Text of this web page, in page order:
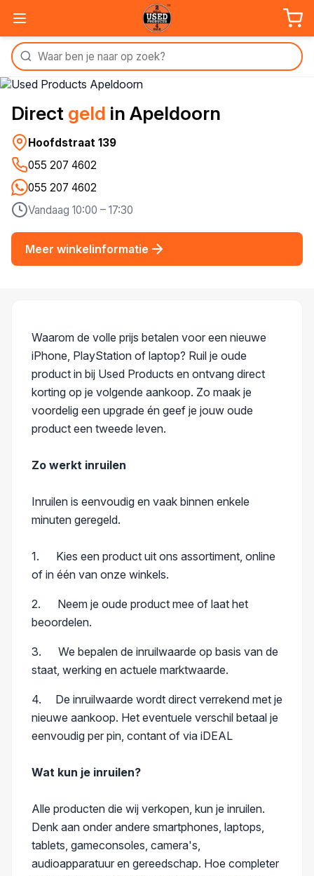
Direct geld in Apeldoorn
Hoofdstraat 139
055 207 4602
055 207 4602
Vandaag 10:00 – 17:30
Meer winkelinformatie
Waarom de volle prijs betalen voor een nieuwe
iPhone, PlayStation of laptop? Ruil je oude
product in bij Used Products en ontvang direct
korting op je volgende aankoop. Zo maak je
voordelig een upgrade én geef je jouw oude
product een tweede leven.
Zo werkt inruilen
Inruilen is eenvoudig en vaak binnen enkele
minuten geregeld.
1. Kies een product uit ons assortiment, online
of in één van onze winkels.
2. Neem je oude product mee of laat het
beoordelen.
3. We bepalen de inruilwaarde op basis van de
staat, werking en actuele marktwaarde.
4. De inruilwaarde wordt direct verrekend met je
nieuwe aankoop. Het eventuele verschil betaal je
eenvoudig per pin, contant of via iDEAL
Wat kun je inruilen?
Alle producten die wij verkopen, kun je inruilen.
Denk aan onder andere smartphones, laptops,
tablets, gameconsoles, camera's,
audioapparatuur en gereedschap. Hoe completer